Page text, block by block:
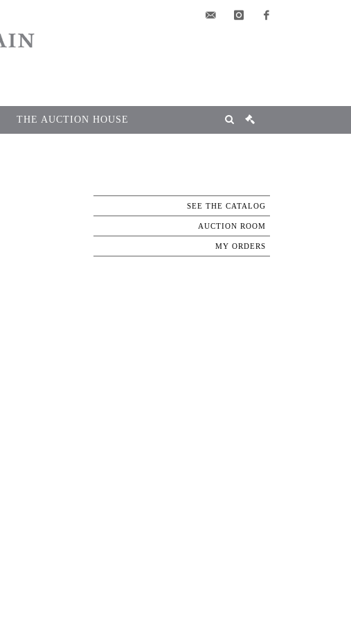
THE AUCTION HOUSE
SEE THE CATALOG
AUCTION ROOM
MY ORDERS